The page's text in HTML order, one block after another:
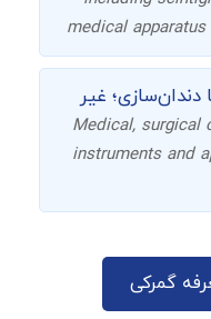
medical
دندان‌سازی؛ غیر
Medical, surgical
instruments and
گمرکی